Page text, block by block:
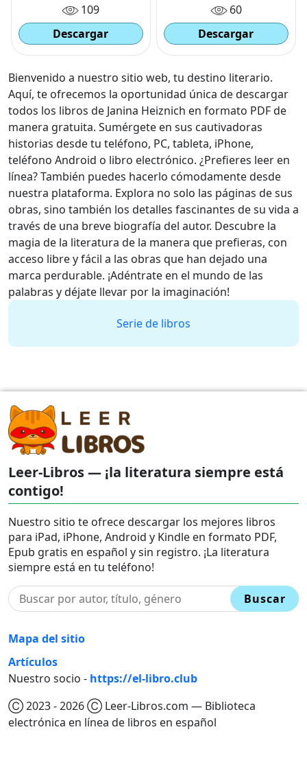
109
Descargar
60
Descargar
Bienvenido a nuestro sitio web, tu destino literario.
Aquí, te ofrecemos la oportunidad única de descargar
todos los libros de Janina Heiznich en formato PDF de
manera gratuita. Sumérgete en sus cautivadoras
historias desde tu teléfono, PC, tableta, iPhone,
teléfono Android o libro electrónico. ¿Prefieres leer en
línea? También puedes hacerlo cómodamente desde
nuestra plataforma. Explora no solo las páginas de sus
obras, sino también los detalles fascinantes de su vida a
través de una breve biografía del autor. Descubre la
magia de la literatura de la manera que prefieras, con
acceso libre y fácil a las obras que han dejado una
marca perdurable. ¡Adéntrate en el mundo de las
palabras y déjate llevar por la imaginación!
Serie de libros
Leer-Libros — ¡la literatura siempre está
contigo!
Nuestro sitio te ofrece descargar los mejores libros
para iPad, iPhone, Android y Kindle en formato PDF,
Epub gratis en español y sin registro. ¡La literatura
siempre está en tu teléfono!
Buscar
Mapa del sitio
Artículos
Nuestro socio - https://el-libro.club
Ⓒ 2023 - 2026 Ⓒ Leer-Libros.com — Biblioteca
electrónica en línea de libros en español